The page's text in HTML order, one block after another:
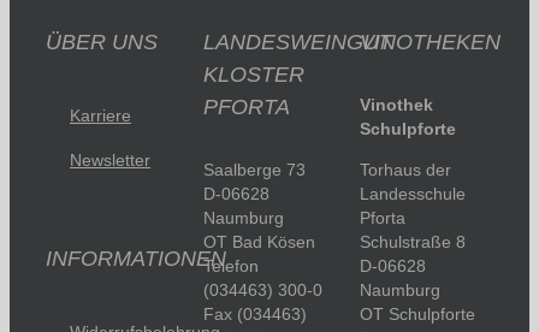
ÜBER UNS
Karriere
Newsletter
INFORMATIONEN
LANDESWEINGUT
KLOSTER
PFORTA
Saalberge 73
D-06628
Naumburg
OT Bad Kösen
Telefon
(034463) 300-0
Fax (034463)
VINOTHEKEN
Vinothek
Schulpforte
Torhaus der
Landesschule
Pforta
Schulstraße 8
D-06628
Naumburg
OT Schulpforte